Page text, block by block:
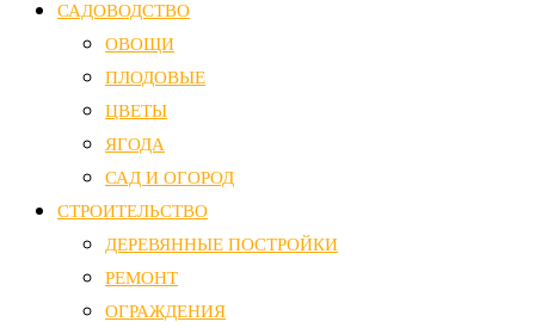
САДОВОДСТВО
ОВОЩИ
ПЛОДОВЫЕ
ЦВЕТЫ
ЯГОДА
САД И ОГОРОД
СТРОИТЕЛЬСТВО
ДЕРЕВЯННЫЕ ПОСТРОЙКИ
РЕМОНТ
ОГРАЖДЕНИЯ